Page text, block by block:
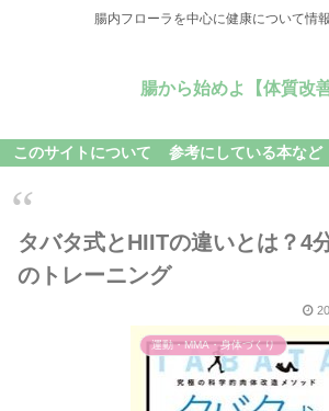
腸内フローラを中心に健康について情
腸から始めよ【体質改善
このサイトについて 参考にしている本など
タバタ式とHIITの違いとは？4
のトレーニング
運動・MMA・身体づくり